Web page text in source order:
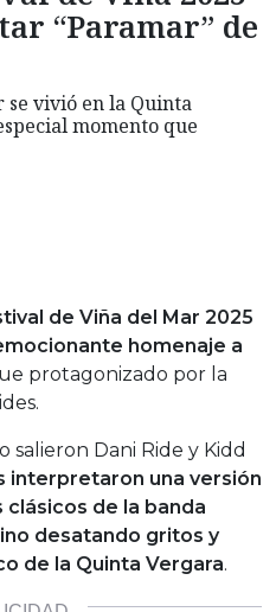
“Paramar” de
se vivió en la Quinta
momento que
de Viña del Mar 2025
homenaje a
protagonizado por la
Dani Ride y Kidd
interpretaron una versión
clásicos de la banda
desatando gritos y
de la Quinta Vergara.